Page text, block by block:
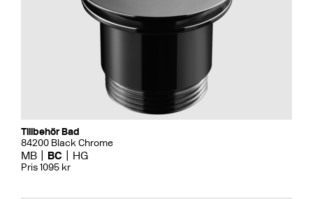
Tillbehör Bad
84200 Black Chrome
MB BC HG
Pris 1095 kr